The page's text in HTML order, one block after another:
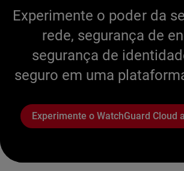
Experimente o poder da
rede, segurança de
segurança de
seguro em uma
Experimente o WatchGuard Cloud